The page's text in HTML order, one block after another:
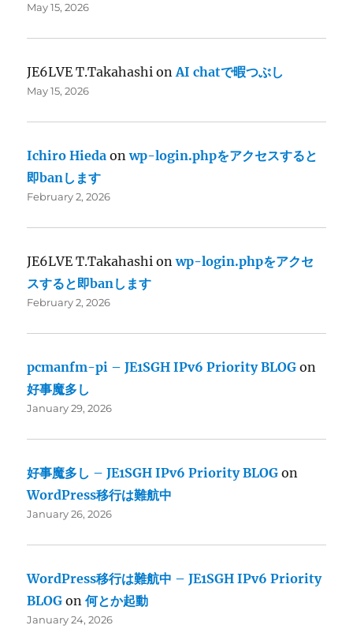
May 15, 2026
JE6LVE T.Takahashi onAI chatで暇つぶし
May 15, 2026
Ichiro Hieda onwp-login.phpをアクセスすると
即banします
February 2, 2026
JE6LVE T.Takahashi onwp-login.phpをアクセ
スすると即banします
February 2, 2026
pcmanfm-pi – JE1SGH IPv6 Priority BLOG on
好事魔多し
January 29, 2026
好事魔多し – JE1SGH IPv6 Priority BLOG on
WordPress移行は難航中
January 26, 2026
WordPress移行は難航中 – JE1SGH IPv6 Priority
BLOG on何とか起動
January 24, 2026